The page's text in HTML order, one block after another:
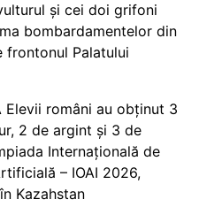
și cei doi grifoni
bombardamentelor din
frontonul Palatului
Elevii români au obținut 3
2 de argint și 3 de
Internațională de
– IOAI 2026,
Kazahstan